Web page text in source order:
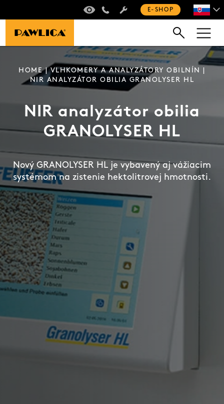
E-SHOP
HOME|VLHKOMERY A ANALYZÁTORY OBILNÍN
NIR ANALYZÁTOR OBILIA GRANOLYSER HL
NIR analyzátor obilia
GRANOLYSER HL
Nový GRANOLYSER HL je vybavený aj vážiacim
systémom na zistenie hektolitrovej hmotnosti.